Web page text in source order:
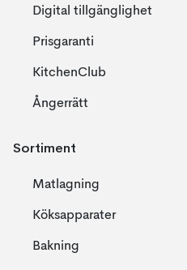
Digital tillgänglighet
Prisgaranti
KitchenClub
Ångerrätt
Sortiment
Matlagning
Köksapparater
Bakning